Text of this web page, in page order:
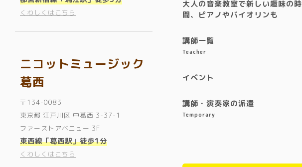
くわしくはこちら
ニコットミュージック
葛西
〒134-0083
東京都 江戸川区 中葛西 3-37-1
ファーストアベニュー 3F
東西線「葛西駅」徒歩1分
くわしくはこちら
大人の音楽教室で新しい趣味の時
間、ピアノやバイオリンも
講師一覧
Teacher
イベント
講師・演奏家の派遣
Temporary